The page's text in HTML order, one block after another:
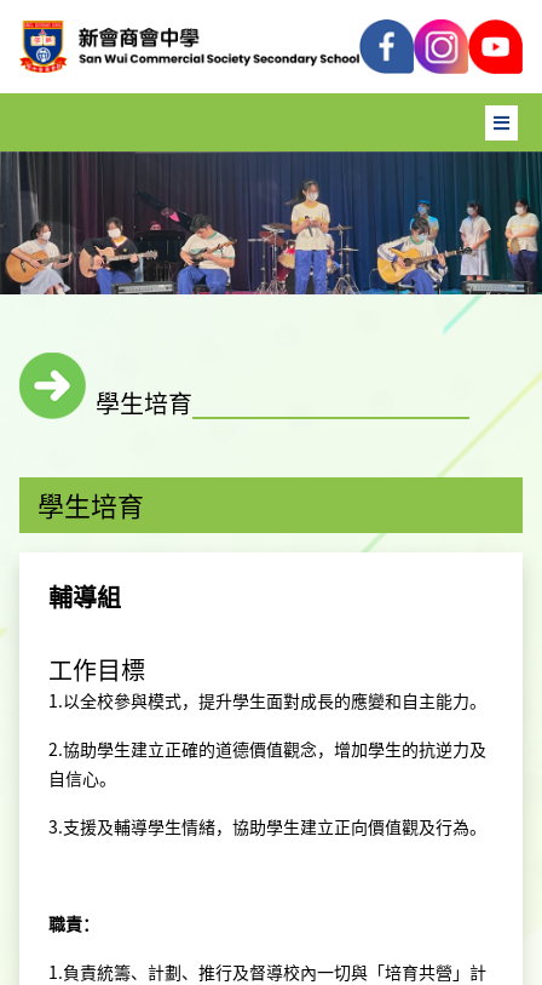
學生培育
學生培育
輔導組
工作目標
1.以全校參與模式，提升學生面對成長的應變和自主能力。
2.協助學生建立正確的道德價值觀念，增加學生的抗逆力及
自信心。
3.支援及輔導學生情緒，協助學生建立正向價值觀及行為。
職責：
1.負責統籌、計劃、推行及督導校內一切與「培育共營」計